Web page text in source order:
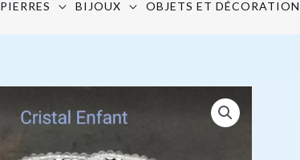
PIERRES BIJOUX OBJETS ET DÉCORATION